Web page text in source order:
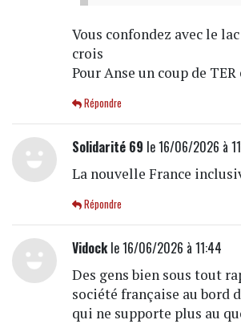
Vous confondez avec le
crois
Pour Anse un coup de TER
Répondre
Solidarité 69 le 16/06/2026 à
La nouvelle France
Répondre
Vidockle 16/06/2026 à 11:44
Des gens bien sous tout
société française au bord
qui ne supporte plus au